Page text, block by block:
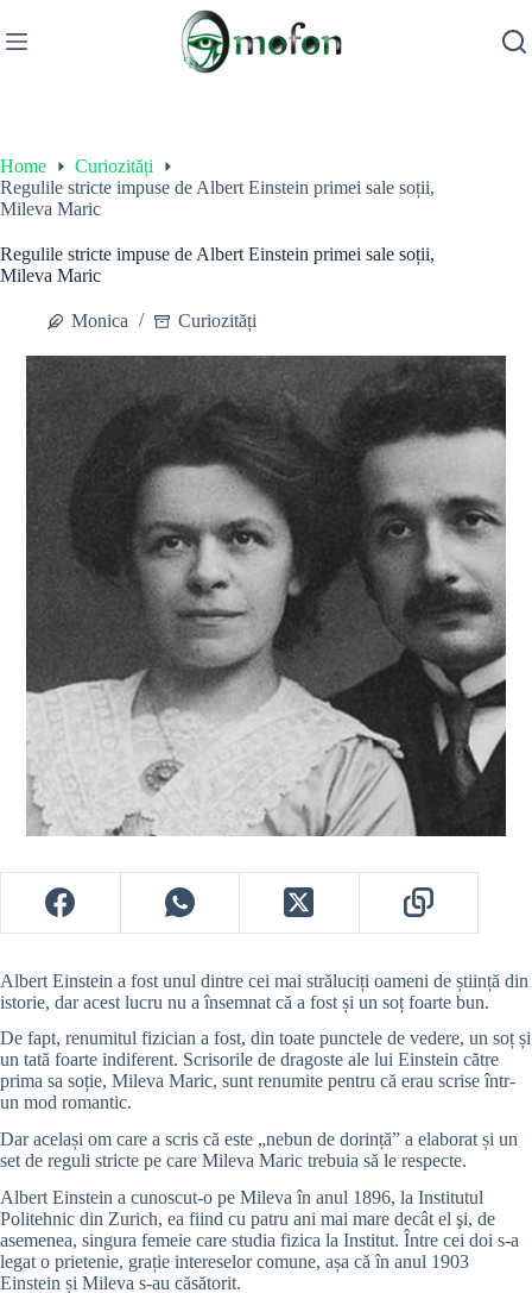
to
content
Home
Curiozități
Regulile stricte impuse de Albert Einstein primei sale soții,
Mileva Maric
Regulile stricte impuse de Albert Einstein primei sale soții,
Mileva Maric
Monica Curiozități
Albert Einstein a fost unul dintre cei mai străluciți oameni de știință din
istorie, dar acest lucru nu a însemnat că a fost și un soț foarte bun.
De fapt, renumitul fizician a fost, din toate punctele de vedere, un soț și
un tată foarte indiferent. Scrisorile de dragoste ale lui Einstein către
prima sa soție, Mileva Maric, sunt renumite pentru că erau scrise într-
un mod romantic.
Dar același om care a scris că este „nebun de dorință” a elaborat și un
set de reguli stricte pe care Mileva Maric trebuia să le respecte.
Albert Einstein a cunoscut-o pe Mileva în anul 1896, la Institutul
Politehnic din Zurich, ea fiind cu patru ani mai mare decât el şi, de
asemenea, singura femeie care studia fizica la Institut. Între cei doi s-a
legat o prietenie, grație intereselor comune, așa că în anul 1903
Einstein și Mileva s-au căsătorit.